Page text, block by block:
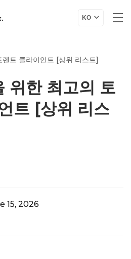
KO
트 클라이언트 [상위 리스트]
위한 최고의 토
트 [상위 리스
15, 2026